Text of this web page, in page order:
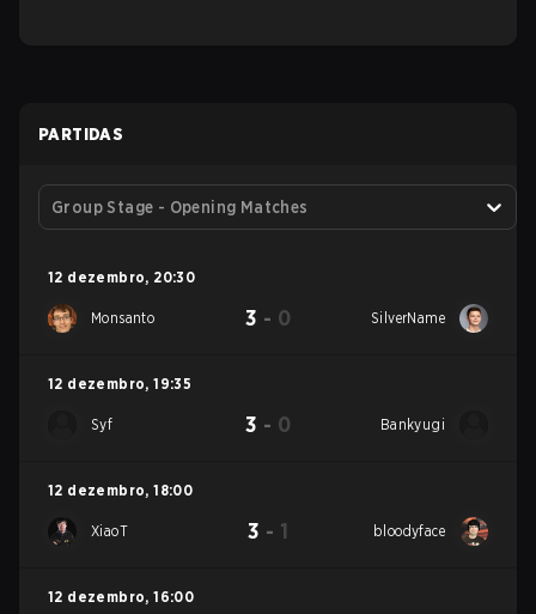
PARTIDAS
Group Stage - Opening Matches
12 dezembro, 20:30
Monsanto 3 - 0 SilverName
12 dezembro, 19:35
Syf 3 - 0 Bankyugi
12 dezembro, 18:00
XiaoT 3 - 1 bloodyface
12 dezembro, 16:00